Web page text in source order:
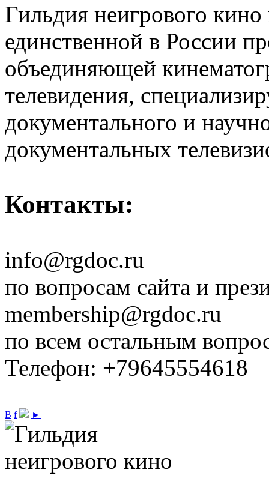
Гильдия неигрового кино
единственной в России
объединяющей
телевидения,
документального и
документальных
Контакты:
info@rgdoc.ru
по вопросам сайта и
membership@rgdoc.ru
по всем остальным
Телефон: +79645554618
В f ►